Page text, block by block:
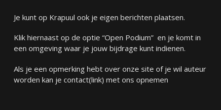
Je kunt op Krapuul ook je eigen berichten plaatsen.
Klik hiernaast op de optie “Open Podium” en je komt in
een omgeving waar je jouw bijdrage kunt indienen.
Als je een opmerking hebt over onze site of je wil auteur
worden kan je contact(link) met ons opnemen